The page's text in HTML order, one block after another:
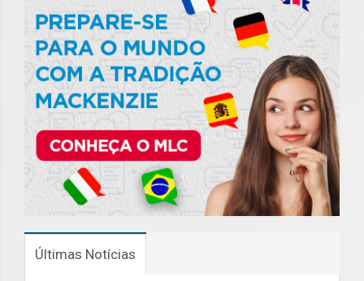
Últimas Notícias